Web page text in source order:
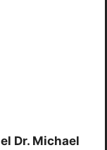
Dr. Michael